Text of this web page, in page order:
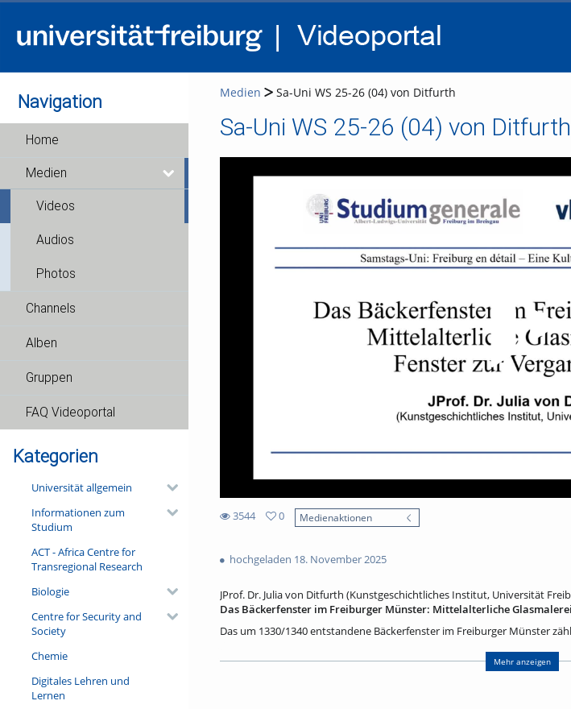
Navigation
Home
Medien
Videos
Audios
Photos
Channels
Alben
Gruppen
FAQ Videoportal
Kategorien
Universität allgemein
Informationen zum
Studium
ACT - Africa Centre for
Transregional Research
Biologie
Centre for Security and
Society
Chemie
Digitales Lehren und
Lernen
Medien Sa-Uni WS 25-26 (04) von Ditfurth
Sa-Uni WS 25-26 (04) von Ditfurth
3544
views
0
Medienaktionen
hochgeladen 18. November 2025
JProf. Dr. Julia von Ditfurth (Kunstgeschichtliches Institut, Universität
Das Bäckerfenster im Freiburger Münster: Mittelalterliche
Das um 1330/1340 entstandene Bäckerfenster im Freiburger Münster
„Kunststoff“, zu einem Medium leuchtender Bildwelten? Der Vortrag
baugebundenen Monumentalmalerei, die bemerkenswerte Ikonografie
Mehr anzeigen